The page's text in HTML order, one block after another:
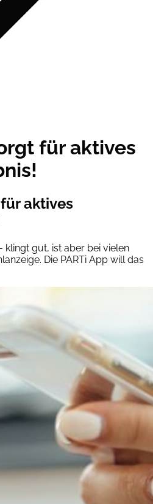
für aktives
aktives
klingt gut, ist aber bei vielen
Die PARTi App will das